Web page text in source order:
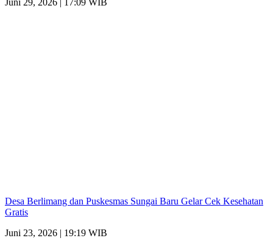
Juni 29, 2026 | 17:09 WIB
Desa Berlimang dan Puskesmas Sungai Baru Gelar Cek Kesehatan
Gratis
Juni 23, 2026 | 19:19 WIB